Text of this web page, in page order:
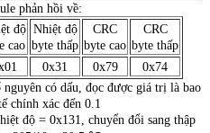
phản hồi về:
độ
cao
Nhiệt độ
byte thấp
CRC
byte cao
CRC
byte thấp
0x31 0x79
0x74
có dấu, đọc được giá trị là bao
chính xác đến 0.1
độ = 0x131, chuyển đổi sang thập